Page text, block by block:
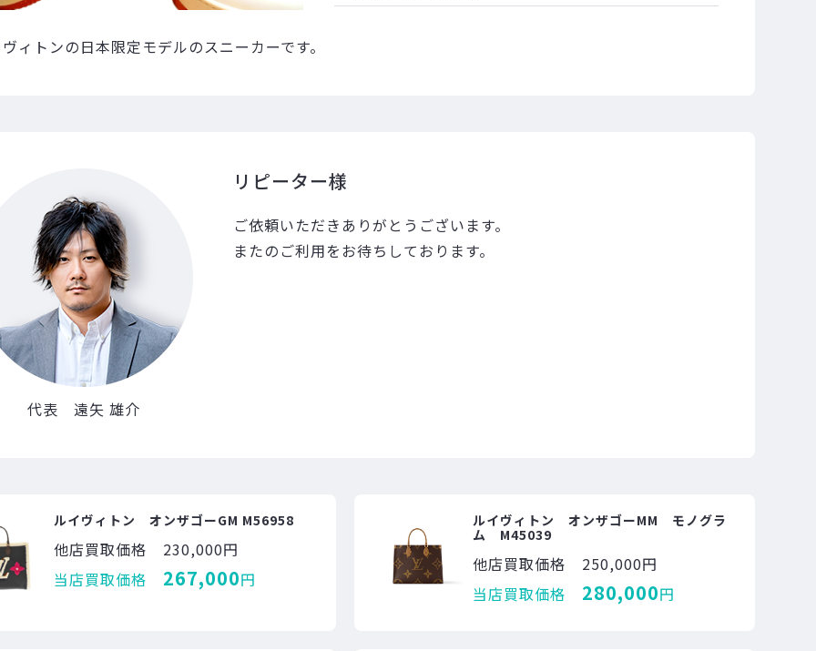
ィトンの日本限定モデルのスニーカーです。
代表 遠矢 雄介
リピーター様
ご依頼いただきありがとうございます。
またのご利用をお待ちしております。
ルイヴィトン オンザゴーGM M56958
他店買取価格
230,000円
当店買取価格
267,000円
ルイヴィトン オンザゴーMM モノグラ
ム M45039
他店買取価格
250,000円
当店買取価格
280,000円